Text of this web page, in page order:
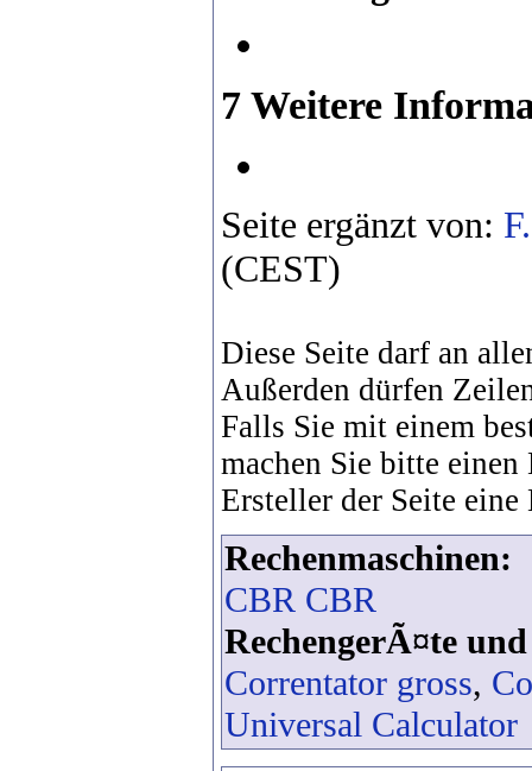
7 Weitere
Seite ergänzt von:
(CEST)
Diese Seite darf an
Außerden dürfen
Falls Sie mit einem
machen Sie bitte
Ersteller der Seite
Rechenmaschinen:
CBR CBR
RechengerÃ¤te
Correntator gross,
Universal Calculator